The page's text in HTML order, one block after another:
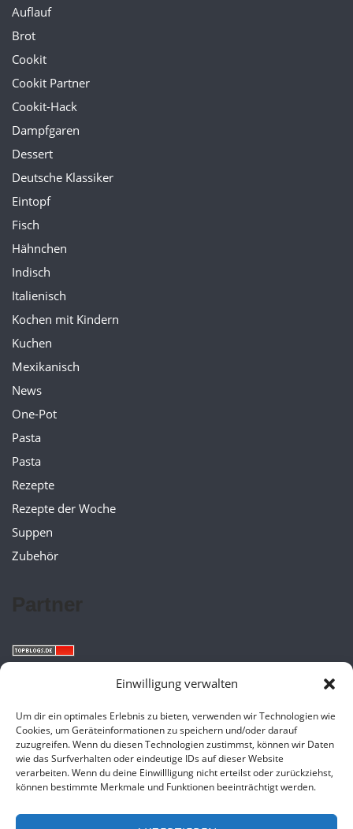
Einwilligung verwalten
Um dir ein optimales Erlebnis zu bieten, verwenden wir Technologien wie
Cookies, um Geräteinformationen zu speichern und/oder darauf
zuzugreifen. Wenn du diesen Technologien zustimmst, können wir Daten
wie das Surfverhalten oder eindeutige IDs auf dieser Website
verarbeiten. Wenn du deine Einwillligung nicht erteilst oder zurückziehst,
können bestimmte Merkmale und Funktionen beeinträchtigt werden.
Auflauf
Brot
Cookit
Cookit Partner
Cookit-Hack
Dampfgaren
Dessert
Deutsche Klassiker
Eintopf
Fisch
Hähnchen
Indisch
Italienisch
Kochen mit Kindern
Kuchen
Mexikanisch
News
One-Pot
Pasta
Pasta
Rezepte
Rezepte der Woche
Suppen
Zubehör